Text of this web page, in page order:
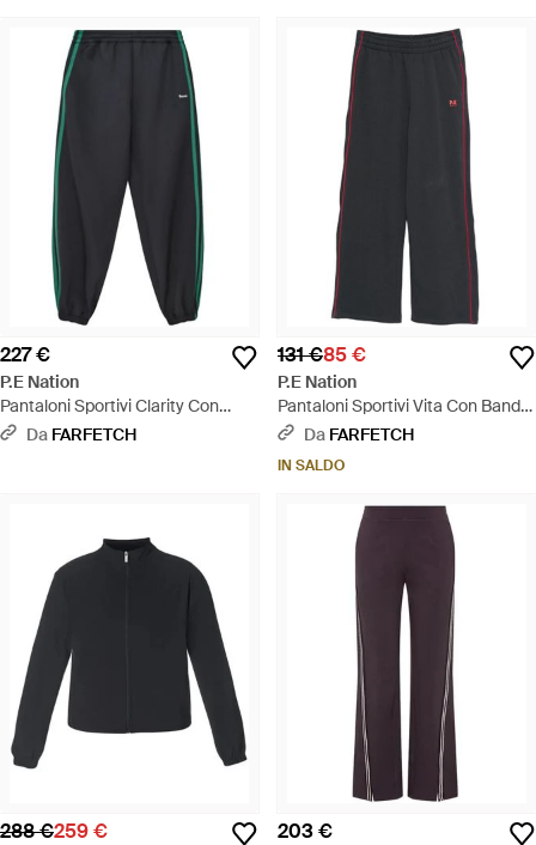
227 €
P.E Nation
Pantaloni Sportivi Clarity Con
Banda Laterale - Blu
Da FARFETCH
131 €85 €
P.E Nation
Pantaloni Sportivi Vita Con Banda
Laterale - Grigio
Da FARFETCH
IN SALDO
288 €259 € 203 €